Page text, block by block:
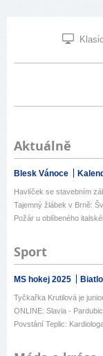
Aktuálně
Blesk Vánoce
Havlíček se stavebním
Tajemný žlábek v Brně:
Požár u oblíbeného
Sport
MS hokej 2025
Tyčkařka Krutilová je
ONLINE: Slavia -
Povstání Teplic: